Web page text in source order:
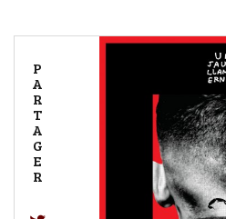
P
A
R
T
A
G
E
R